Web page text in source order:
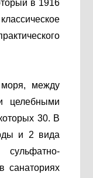
в 1916
между
целебными
30. В
и 2 вида
санаториях